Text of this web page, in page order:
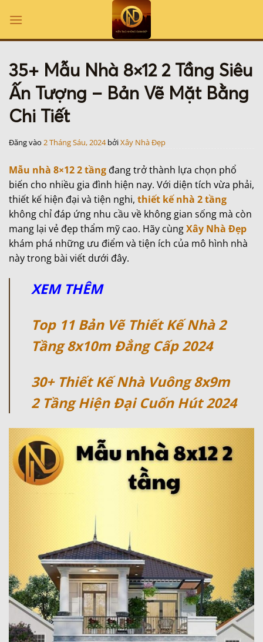
qua
nội
35+ Mẫu Nhà 8×12 2 Tầng Siêu
Ấn Tượng – Bản Vẽ Mặt Bằng
Chi Tiết
Đăng vào 2 Tháng Sáu, 2024 bởiXây Nhà Đẹp
Mẫu nhà 8×12 2 tầng đang trở thành lựa chọn phổ
biến cho nhiều gia đình hiện nay. Với diện tích vừa phải,
thiết kế hiện đại và tiện nghi, thiết kế nhà 2 tầng
không chỉ đáp ứng nhu cầu về không gian sống mà còn
mang lại vẻ đẹp thẩm mỹ cao. Hãy cùngXây Nhà Đẹp
khám phá những ưu điểm và tiện ích của mô hình nhà
này trong bài viết dưới đây.
XEM THÊM
Top 11 Bản Vẽ Thiết Kế Nhà 2
Tầng 8x10m Đẳng Cấp 2024
30+ Thiết Kế Nhà Vuông 8x9m
2 Tầng Hiện Đại Cuốn Hút 2024